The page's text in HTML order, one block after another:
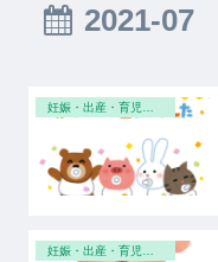
2021-07